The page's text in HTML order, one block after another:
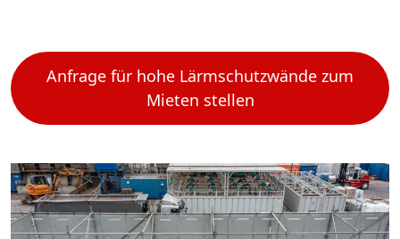
Anfrage für hohe Lärmschutzwände zum
Mieten stellen